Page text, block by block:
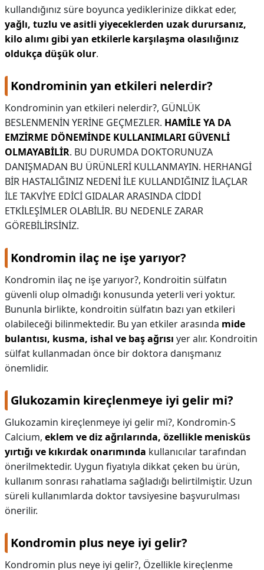
kullandığınız süre boyunca yediklerinize dikkat eder,
yağlı, tuzlu ve asitli yiyeceklerden uzak durursanız,
kilo alımı gibi yan etkilerle karşılaşma olasılığınız
oldukça düşük olur.
Kondrominin yan etkileri nelerdir?
Kondrominin yan etkileri nelerdir?, GÜNLÜK
BESLENMENİN YERİNE GEÇMEZLER. HAMİLE YA DA
EMZİRME DÖNEMİNDE KULLANIMLARI GÜVENLİ
OLMAYABİLİR. BU DURUMDA DOKTORUNUZA
DANIŞMADAN BU ÜRÜNLERİ KULLANMAYIN. HERHANGİ
BİR HASTALIĞINIZ NEDENİ İLE KULLANDIĞINIZ İLAÇLAR
İLE TAKVİYE EDİCİ GIDALAR ARASINDA CİDDİ
ETKİLEŞİMLER OLABİLİR. BU NEDENLE ZARAR
GÖREBİLİRSİNİZ.
Kondromin ilaç ne işe yarıyor?
Kondromin ilaç ne işe yarıyor?, Kondroitin sülfatın
güvenli olup olmadığı konusunda yeterli veri yoktur.
Bununla birlikte, kondroitin sülfatın bazı yan etkileri
olabileceği bilinmektedir. Bu yan etkiler arasında mide
bulantısı, kusma, ishal ve baş ağrısı yer alır. Kondroitin
sülfat kullanmadan önce bir doktora danışmanız
önemlidir.
Glukozamin kireçlenmeye iyi gelir mi?
Glukozamin kireçlenmeye iyi gelir mi?, Kondromin-S
Calcium, eklem ve diz ağrılarında, özellikle menisküs
yırtığı ve kıkırdak onarımında kullanıcılar tarafından
önerilmektedir. Uygun fiyatıyla dikkat çeken bu ürün,
kullanım sonrası rahatlama sağladığı belirtilmiştir. Uzun
süreli kullanımlarda doktor tavsiyesine başvurulması
önerilir.
Kondromin plus neye iyi gelir?
Kondromin plus neye iyi gelir?, Özellikle kireçlenme